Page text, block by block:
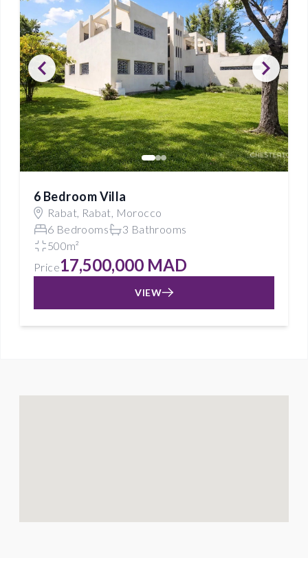
6 Bedroom Villa
Rabat, Rabat, Morocco
6 Bedrooms
3 Bathrooms
500m²
Price17,500,000 MAD
VIEW